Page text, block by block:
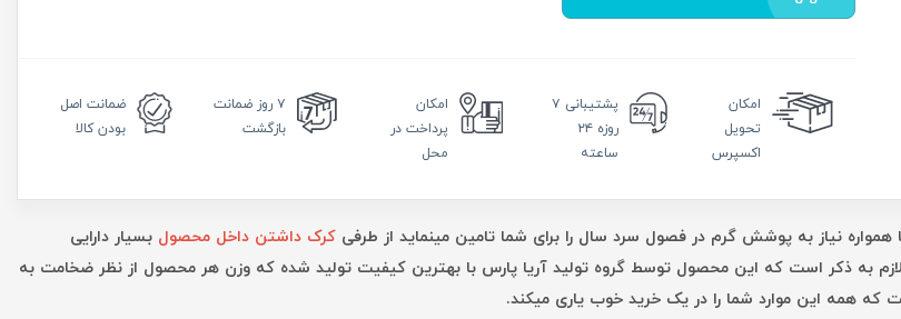
امکان
تحویل
اکسپرس
پشتیبانی ۷
روزه ۲۴
ساعته
امکان
پرداخت در
محل
۷ روز
ضمانت
بازگشت
ضمانت اصل
بودن کالا
همواره نیاز به پوشش گرم در فصول سرد سال را برای شما تامین مینماید از طرفی کرک داشتن داخل محصول بسیار دارایی
به ذکر است که این محصول توسط گروه تولید آریا پارس با بهترین کیفیت تولید شده که وزن هر محصول از نظر ضخامت به